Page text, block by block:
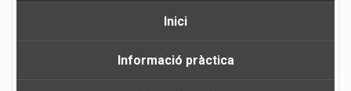
Inici
Informació pràctica